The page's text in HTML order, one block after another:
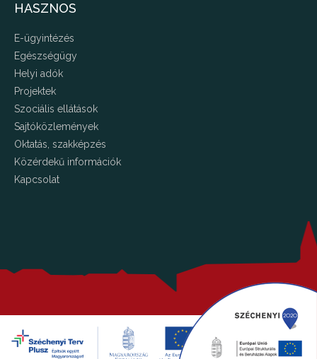
HASZNOS
E-ügyintézés
Egészségügy
Helyi adók
Projektek
Szociális ellátások
Sajtóközlemények
Oktatás, szakképzés
Közérdekű információk
Kapcsolat